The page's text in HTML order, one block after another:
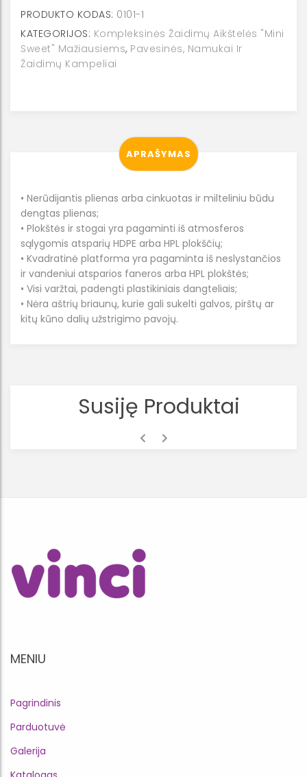
1PRODUKTO KODAS: 0101-1
KATEGORIJOS: Kompleksinės Žaidimų Aikštelės "Mini
Sweet" Mažiausiems, Pavesinės, Namukai Ir
Žaidimų Kampeliai
APRAŠYMAS
• Nerūdijantis plienas arba cinkuotas ir milteliniu būdu
dengtas plienas;
• Plokštės ir stogai yra pagaminti iš atmosferos
sąlygomis atsparių HDPE arba HPL plokščių;
• Kvadratinė platforma yra pagaminta iš neslystančios
ir vandeniui atsparios faneros arba HPL plokštės;
• Visi varžtai, padengti plastikiniais dangteliais;
• Nėra aštrių briaunų, kurie gali sukelti galvos, pirštų ar
kitų kūno dalių užstrigimo pavojų.
Susiję Produktai
MENIU
Pagrindinis
Parduotuvė
Galerija